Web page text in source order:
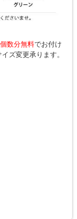
数分無料でお付け
ズ変更承ります。